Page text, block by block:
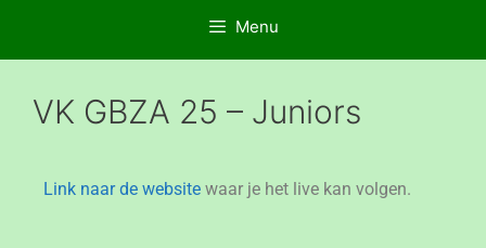
Menu
VK GBZA 25 – Juniors
Link naar de website waar je het live kan volgen.